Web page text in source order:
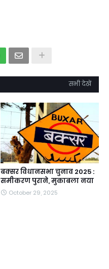
सभी देखें
बक्सर विधानसभा चुनाव 2025 :
समीकरण पुराने, मुकाबला नया
October 29, 2025